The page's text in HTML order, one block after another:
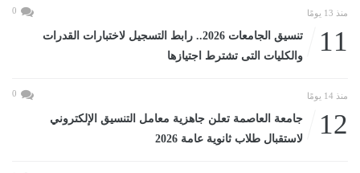
منذ 13 يومًا 0
11
تنسيق الجامعات 2026.. رابط التسجيل لاختبارات القدرات
والكليات التى تشترط اجتيازها
منذ 14 يومًا 0
12
جامعة العاصمة تعلن جاهزية معامل التنسيق الإلكتروني
لاستقبال طلاب ثانوية عامة 2026